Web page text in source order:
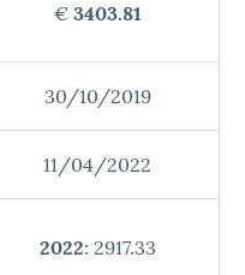
€ 3403.81
30/10/2019
11/04/2022
2022: 2917.33